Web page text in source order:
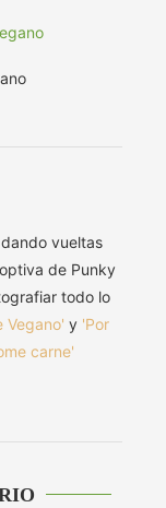
vueltas
de Punky
todo lo
Vegano' y 'Por
carne'